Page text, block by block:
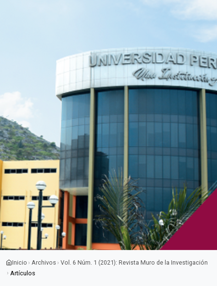
Inicio › Archivos › Vol. 6 Núm. 1 (2021): Revista Muro de la Investigación
› Artículos